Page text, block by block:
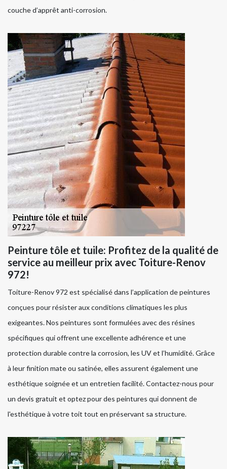
couche d’apprêt anti-corrosion.
Peinture tôle et tuile: Profitez de la qualité de
service au meilleur prix avec Toiture-Renov
972!
Toiture-Renov 972 est spécialisé dans l’application de peintures
conçues pour résister aux conditions climatiques les plus
exigeantes. Nos peintures sont formulées avec des résines
spécifiques qui offrent une excellente adhérence et une
protection durable contre la corrosion, les UV et l’humidité. Grâce
à leur finition mate ou satinée, elles assurent également une
esthétique soignée et un entretien facilité. Contactez-nous pour
un devis gratuit et optez pour des peintures qui donnent de
l'esthétique à votre toit tout en préservant sa structure.